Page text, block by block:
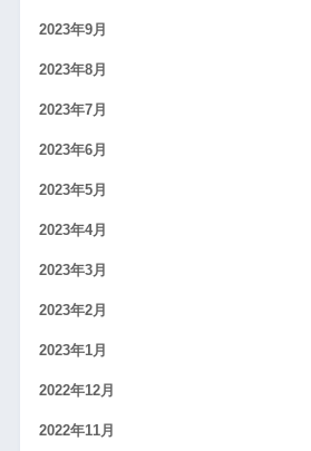
2023年9月
2023年8月
2023年7月
2023年6月
2023年5月
2023年4月
2023年3月
2023年2月
2023年1月
2022年12月
2022年11月